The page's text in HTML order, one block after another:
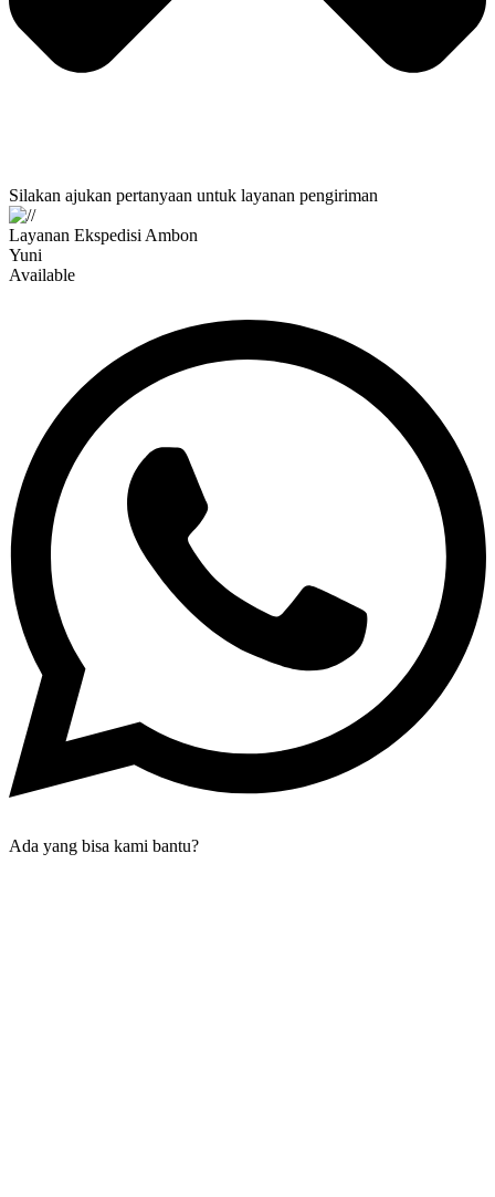
Silakan ajukan pertanyaan untuk layanan pengiriman
Layanan Ekspedisi Ambon
Yuni
Available
Ada yang bisa kami bantu?